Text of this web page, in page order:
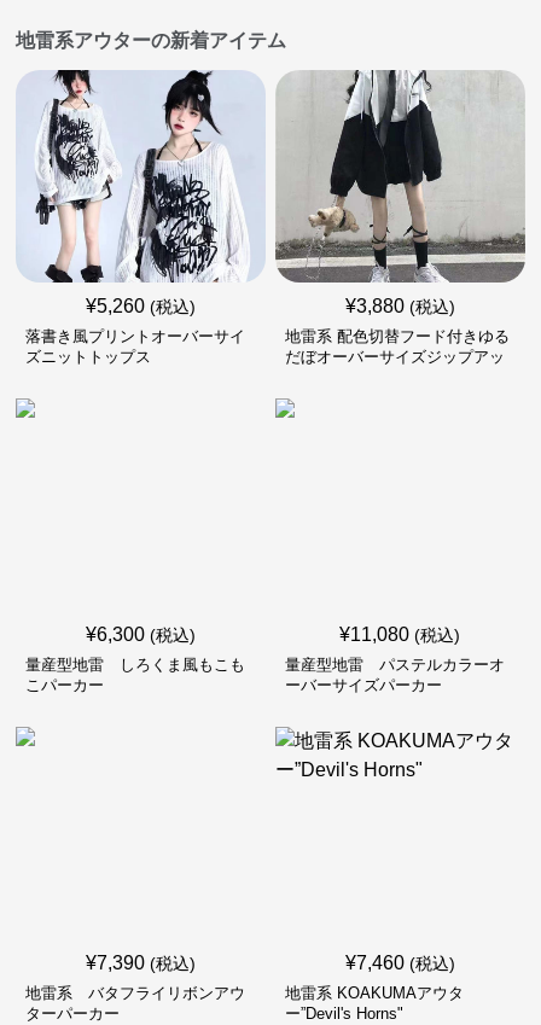
地雷系アウターの新着アイテム
¥5,260 (税込)
落書き風プリントオーバーサイ
ズニットトップス
¥3,880 (税込)
地雷系 配色切替フード付きゆる
だぼオーバーサイズジップアッ
¥6,300 (税込)
量産型地雷 しろくま風もこも
こパーカー
¥11,080 (税込)
量産型地雷 パステルカラーオ
ーバーサイズパーカー
¥7,390 (税込)
地雷系 バタフライリボンアウ
ターパーカー
¥7,460 (税込)
地雷系 KOAKUMAアウタ
ー”Devil's Horns"